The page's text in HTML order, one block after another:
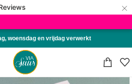
×
woensdag en vrijdag verwerkt